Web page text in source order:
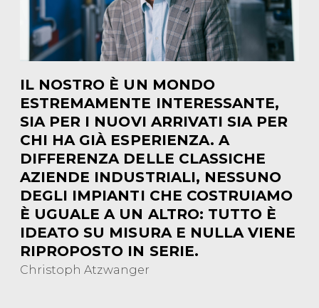
IL NOSTRO È UN MONDO
ESTREMAMENTE INTERESSANTE,
SIA PER I NUOVI ARRIVATI SIA PER
CHI HA GIÀ ESPERIENZA. A
DIFFERENZA DELLE CLASSICHE
AZIENDE INDUSTRIALI, NESSUNO
DEGLI IMPIANTI CHE COSTRUIAMO
È UGUALE A UN ALTRO: TUTTO È
IDEATO SU MISURA E NULLA VIENE
RIPROPOSTO IN SERIE.
Christoph Atzwanger